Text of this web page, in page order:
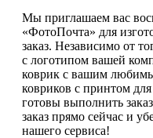
Мы приглашаем вас
«ФотоПочта» для
заказ. Независимо от
с логотипом вашей
коврик с вашим
ковриков с принтом
готовы выполнить
заказ прямо сейчас и
нашего сервиса!